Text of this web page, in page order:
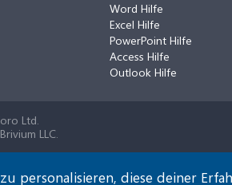
Word Hilfe
Excel Hilfe
PowerPoint Hilfe
Access Hilfe
Outlook Hilfe
Ltd.
LLC.
personalisieren, diese deiner